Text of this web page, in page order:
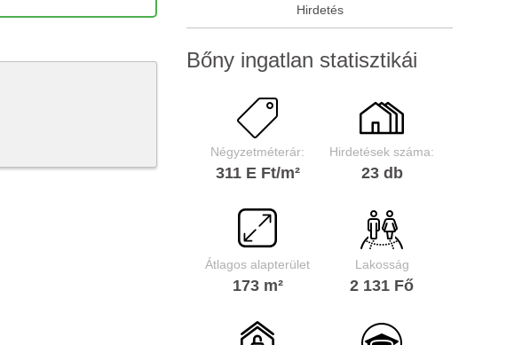
Bőny ingatlan statisztikái
Négyzetméterár:
311 E Ft/m²
Hirdetések száma:
23 db
Átlagos alapterület
173 m²
Lakosság
2 131 Fő